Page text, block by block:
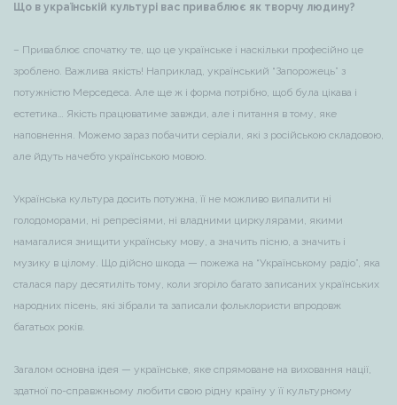
Що в українській культурі вас приваблює як творчу людину?
– Приваблює спочатку те, що це українське і наскільки професійно це
зроблено. Важлива якість! Наприклад, український “Запорожець” з
потужністю Мерседеса. Але ще ж і форма потрібно, щоб була цікава і
естетика… Якість працюватиме завжди, але і питання в тому, яке
наповнення. Можемо зараз побачити серіали, які з російською складовою,
але йдуть начебто українською мовою.
Українська культура досить потужна, її не можливо випалити ні
голодоморами, ні репресіями, ні владними циркулярами, якими
намагалися знищити українську мову, а значить пісню, а значить і
музику в цілому. Що дійсно шкода — пожежа на “Українському радіо”, яка
сталася пару десятиліть тому, коли згоріло багато записаних українських
народних пісень, які зібрали та записали фольклористи впродовж
багатьох років.
Загалом основна ідея — українське, яке спрямоване на виховання нації,
здатної по-справжньому любити свою рідну країну у її культурному